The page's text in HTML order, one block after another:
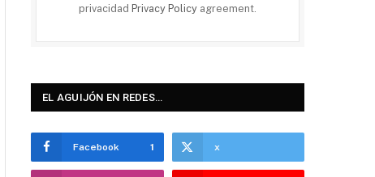
privacidad Privacy Policy agreement.
EL AGUIJÓN EN REDES…
Facebook 1 x